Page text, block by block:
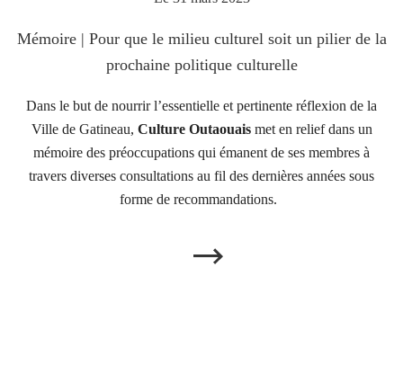
Mémoire | Pour que le milieu culturel soit un pilier de la
prochaine politique culturelle
Dans le but de nourrir l’essentielle et pertinente réflexion de la
Ville de Gatineau, Culture Outaouaismet en relief dans un
mémoire des préoccupations qui émanent de ses membres à
travers diverses consultations au fil des dernières années sous
forme de recommandations.